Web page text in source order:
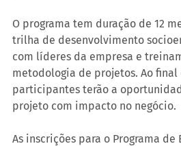
O programa tem duração de 12
trilha de desenvolvimento
com líderes da empresa e
metodologia de projetos. Ao final
participantes terão a
projeto com impacto no negócio.
As inscrições para o Programa de